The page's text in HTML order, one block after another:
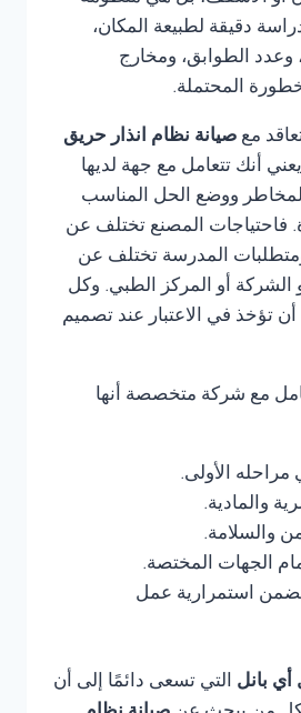
دقيقة لطبيعة المكان،
الطوابق، ومخارج
المحتملة.
مع صيانة نظام انذار حريق
يعني أنك تتعامل مع جهة لديها
ووضع الحل المناسب
فاحتياجات المصنع تختلف عن
المدرسة تختلف عن
الشركة أو المركز الطبي. وكل
تؤخذ في الاعتبار عند تصميم
مع شركة متخصصة أنها
الأولى.
والمادية.
والسلامة.
الجهات المختصة.
تضمن استمرارية عمل
بانل التي تسعى دائمًا إلى أن